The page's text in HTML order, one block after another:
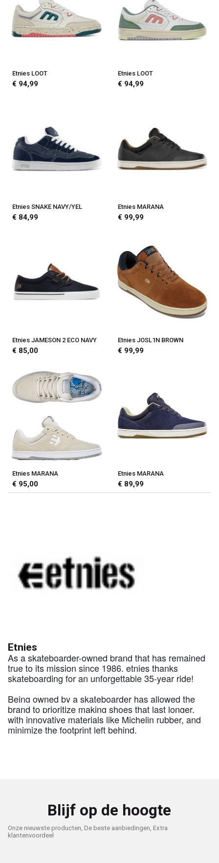
Etnies LOOT
€ 94,99
Etnies LOOT
€ 94,99
Etnies SNAKE NAVY/YEL
€ 84,99
Etnies MARANA
€ 99,99
Etnies JAMESON 2 ECO NAVY
€ 85,00
Etnies JOSL1N BROWN
€ 99,99
Etnies MARANA
€ 95,00
Etnies MARANA
€ 89,99
Etnies
As a skateboarder-owned brand that has remained
true to its mission since 1986, etnies thanks
skateboarding for an unforgettable 35-year ride!
Being owned by a skateboarder has allowed the
brand to prioritize making shoes that last longer,
with innovative materials like Michelin rubber, and
minimize the footprint left behind.
Blijf op de hoogte
Onze nieuwste producten, De beste aanbiedingen, Extra
klantenvoordeel